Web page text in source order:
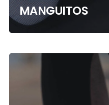
MANGUITOS